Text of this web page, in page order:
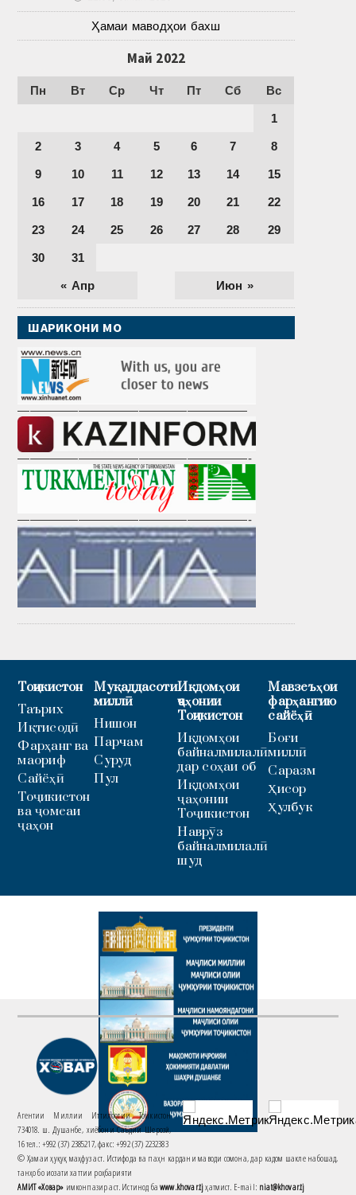
Ҳамаи маводҳои бахш
Май 2022
Пн Вт Ср Чт Пт Сб Вс
« Апр Июн »
1
2 3 4 5 6 7 8
9 10 11 12 13 14 15
16 17 18 19 20 21 22
23 24 25 26 27 28 29
30 31
ШАРИКОНИ МО
———————————————————
———————————————————-
———————————————————-
Тоҷикистон
Таърих
Иқтисодӣ
Фарҳанг ва
маориф
Сайёҳӣ
Тоҷикистон
ва ҷомеаи
ҷаҳон
Муқаддасоти
миллӣ
Нишон
Парчам
Суруд
Пул
Иқдомҳои
ҷаҳонии
Тоҷикистон
Иқдомҳои
байналмилалӣ
дар соҳаи об
Иқдомҳои
ҷаҳонии
Тоҷикистон
Наврӯз
байналмилалӣ
шуд
Мавзеъҳои
фарҳангию
сайёҳӣ
Боғи
миллӣ
Саразм
Ҳисор
Ҳулбук
Агентии Миллии Иттилоотии Тоҷикистон
734018. ш. Душанбе, хиёбони Саъдии Шерозӣ,
16 тел.: +992 (37) 2385217, факс: +992 (37) 2232383
© Ҳамаи ҳуқуқ маҳфуз аст. Истифода ва паҳн кардани маводи сомона, дар кадом шакле набошад,
танҳо бо иҷозати хаттии роҳбарияти
АМИТ «Ховар» имконпазир аст. Истинод баwww.khovar.tjҳатмист. E-mail: niat@khovar.tj